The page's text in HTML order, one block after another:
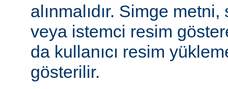
alınmalıdır. Simge
veya istemci resim
da kullanıcı resim
gösterilir.